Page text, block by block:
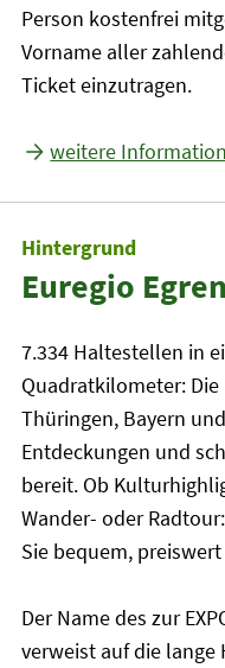
Person kostenfrei
Vorname aller
Ticket einzutragen.
weitere
Hintergrund
Euregio
7.334 Haltestellen in
Quadratkilometer: Die
Thüringen, Bayern
Entdeckungen und
bereit. Ob
Wander- oder
Sie bequem,
Der Name des zur
verweist auf die lange